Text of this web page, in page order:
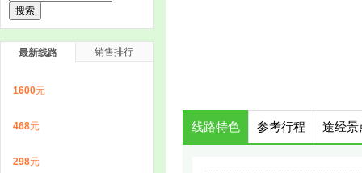
线路特色 参考行程 途经景
最新线路 销售排行
1600元
468元
298元